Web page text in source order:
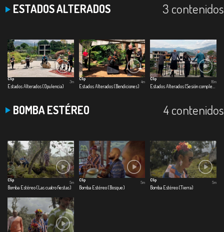
ESTADOS ALTERADOS 3 contenidos
Clip
Estados Alterados (Opulencia)
3m
Clip
Estados Alterados (Bendiciones)
4m
Clip
16m
BOMBA ESTÉREO 4 contenidos
Clip
Bomba Estéreo (Las cuatro fiestas)
5m
Clip
Bomba Estéreo (Bosque)
5m
Clip
Bomba Estéreo (Tierra)
5m